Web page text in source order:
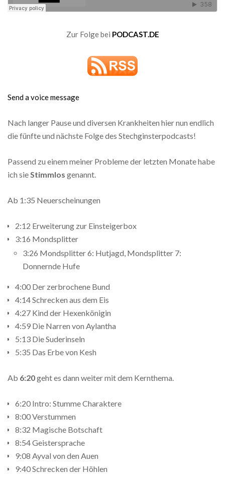
Zur Folge bei PODCAST.DE
Send a voice message
Nach langer Pause und diversen Krankheiten hier nun endlich
die fünfte und nächste Folge des Stechginsterpodcasts!
Passend zu einem meiner Probleme der letzten Monate habe
ich sieStimmlos genannt.
Ab 1:35 Neuerscheinungen
2:12 Erweiterung zur Einsteigerbox
3:16 Mondsplitter
3:26 Mondsplitter 6: Hutjagd, Mondsplitter 7:
Donnernde Hufe
4:00 Der zerbrochene Bund
4:14 Schrecken aus dem Eis
4:27 Kind der Hexenkönigin
4:59 Die Narren von Aylantha
5:13 Die Suderinseln
5:35 Das Erbe von Kesh
Ab 6:20geht es dann weiter mit dem Kernthema.
6:20 Intro: Stumme Charaktere
8:00 Verstummen
8:32 Magische Botschaft
8:54 Geistersprache
9:08 Ayval von den Auen
9:40 Schrecken der Höhlen